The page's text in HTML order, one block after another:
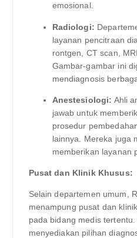
emosional.
Radiologi:
layanan pencitraan
rontgen, CT scan,
Gambar-gambar ini
mendiagnosis
Anestesiologi: Ahli
jawab untuk
prosedur
lainnya. Mereka juga
memberikan layanan
Pusat dan Klinik Khusus:
Selain departemen umum,
menampung pusat dan
pada bidang medis
menyediakan pilihan